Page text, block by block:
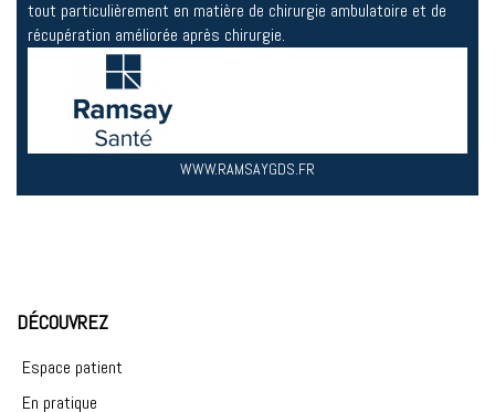
tout particulièrement en matière de chirurgie ambulatoire et de
récupération améliorée après chirurgie.
WWW.RAMSAYGDS.FR
DÉCOUVREZ
Espace patient
En pratique